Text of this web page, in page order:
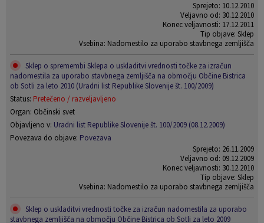
Sprejeto: 10.12.2010
Veljavno od: 30.12.2010
Konec veljavnosti: 17.12.2011
Tip objave: Sklep
Vsebina: Nadomestilo za uporabo stavbnega zemljišča
Sklep o spremembi Sklepa o uskladitvi vrednosti točke za izračun
nadomestila za uporabo stavbnega zemljišča na območju Občine Bistrica
ob Sotli za leto 2010 (Uradni list Republike Slovenije št. 100/2009)
Status: Pretečeno / razveljavljeno
Organ: Občinski svet
Objavljeno v: Uradni list Republike Slovenije št. 100/2009 (08.12.2009)
Povezava do objave: Povezava
Sprejeto: 26.11.2009
Veljavno od: 09.12.2009
Konec veljavnosti: 30.12.2010
Tip objave: Sklep
Vsebina: Nadomestilo za uporabo stavbnega zemljišča
Sklep o uskladitvi vrednosti točke za izračun nadomestila za uporabo
stavbnega zemljišča na območju Občine Bistrica ob Sotli za leto 2009